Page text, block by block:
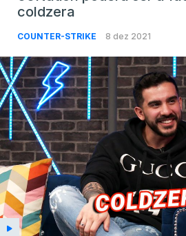
coldzera
COUNTER-STRIKE 8 dez 2021